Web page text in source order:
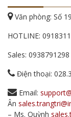
Văn phòng: Số
HOTLINE:
Sales: 0938791298
Điện thoại:
Email:
Ân
– Ms. Quỳnh